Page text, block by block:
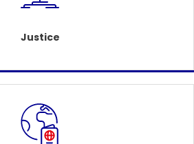
Justice